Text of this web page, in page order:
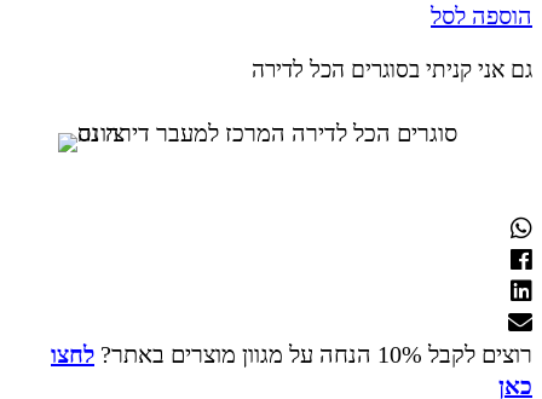
הוספה לסל
גם אני קניתי בסוגרים הכל לדירה
רוצים לקבל 10% הנחה על מגוון מוצרים באתר?
לחצו
כאן